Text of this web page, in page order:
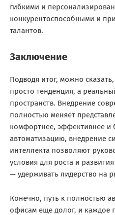
гибкими и
конкурентоспособными и
талантов.
Заключение
Подводя итог, можно
просто тенденция, а
пространств. Внедрение
полностью меняет
комфортнее, эффективнее и
автоматизацию, внедрение
интеллекта позволяют
условия для роста и
— удерживать лидерство на
Конечно, путь к полностью
офисам еще долог, и каждое